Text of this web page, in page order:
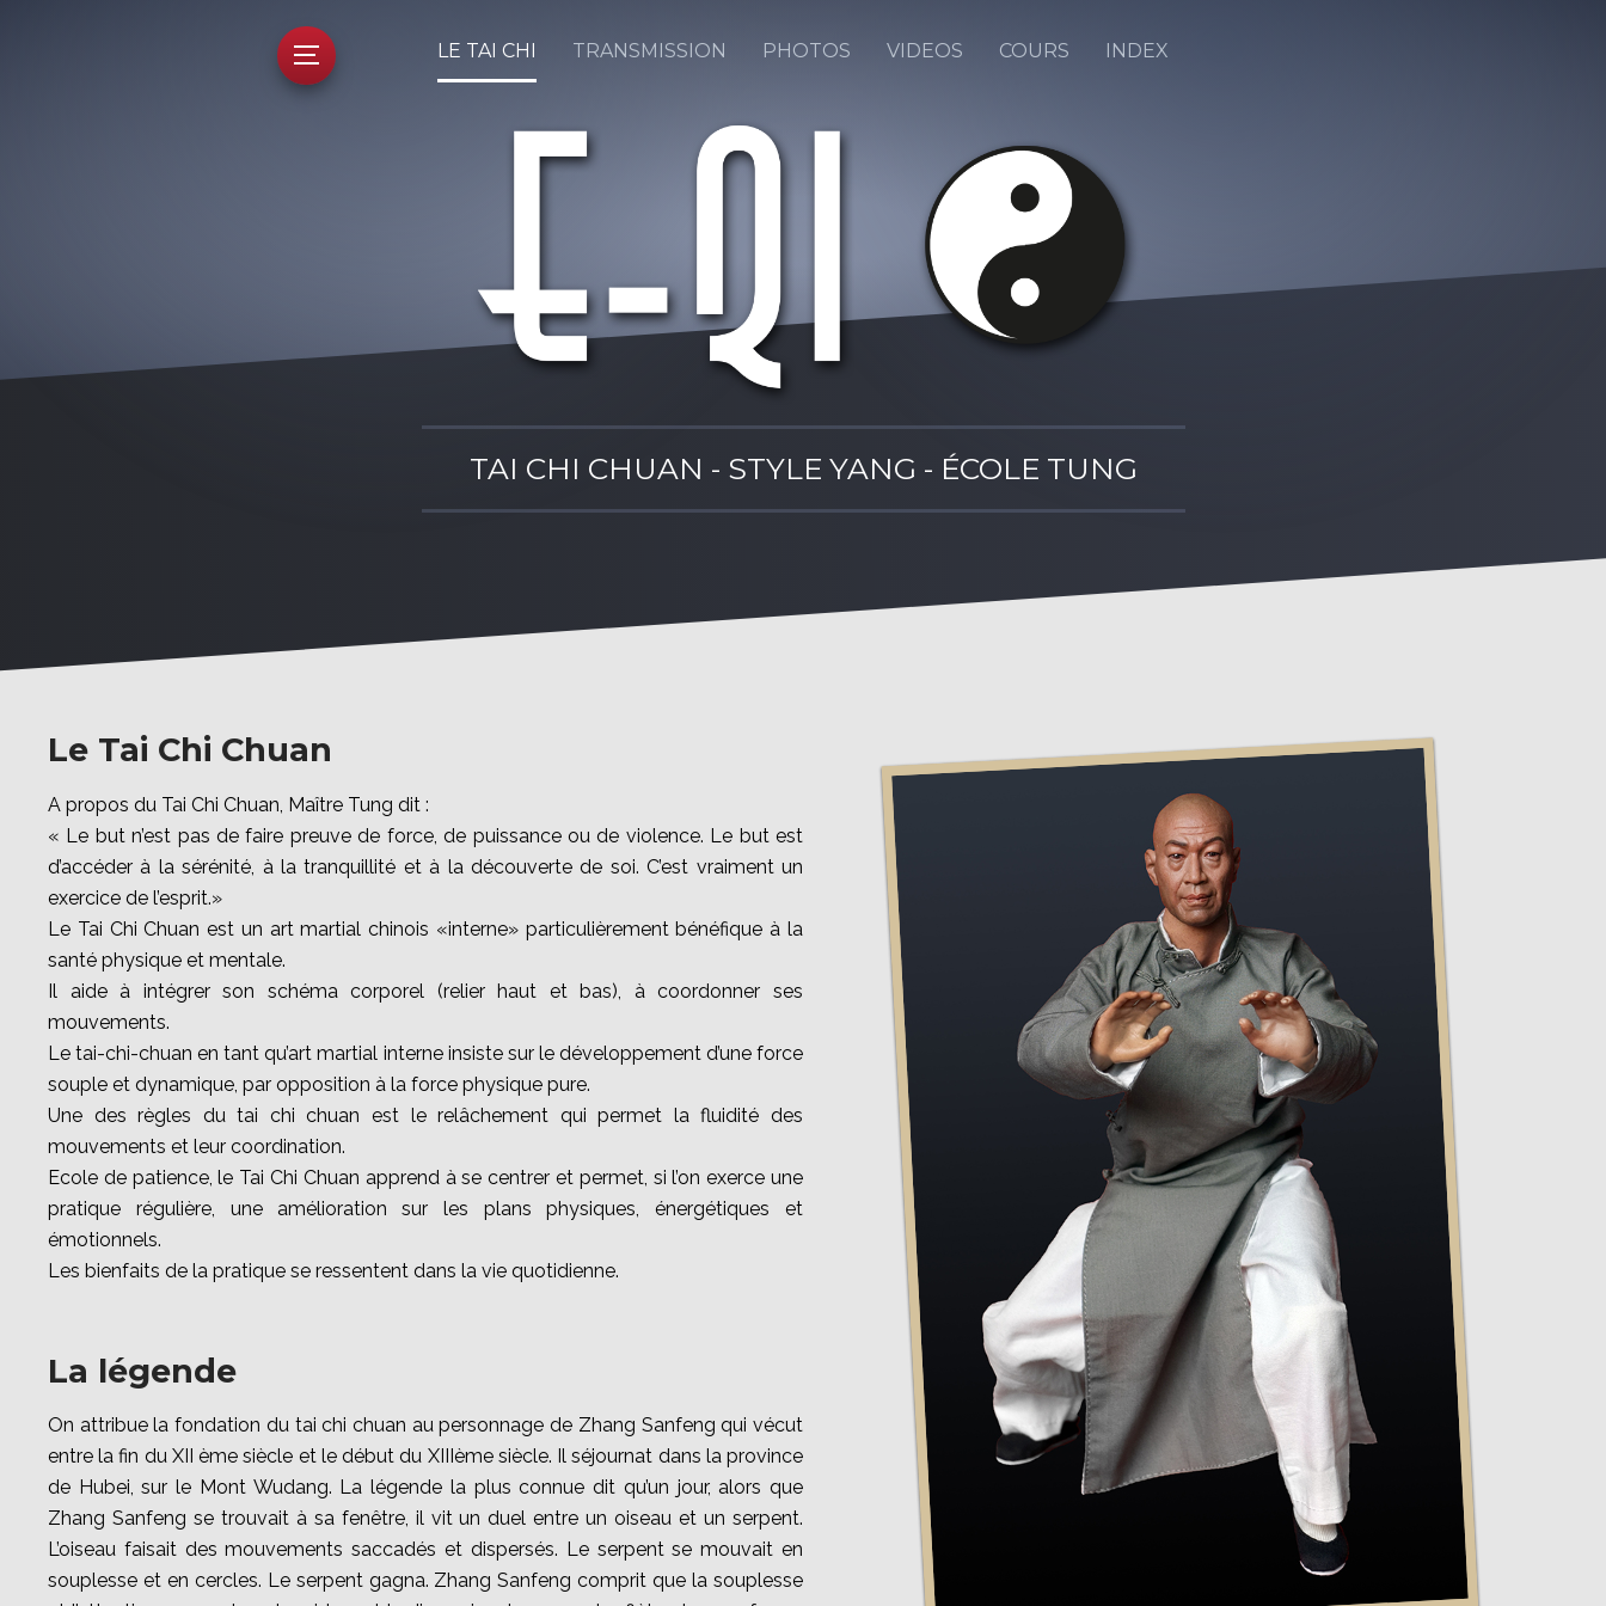
LE TAI CHI TRANSMISSION PHOTOS VIDEOS COURS INDEX
TAI CHI CHUAN - STYLE YANG - ÉCOLE TUNG
Le Tai Chi Chuan
A propos du Tai Chi Chuan, Maître Tung dit :
« Le but n’est pas de faire preuve de force, de puissance ou de violence. Le but est
d’accéder à la sérénité, à la tranquillité et à la découverte de soi. C’est vraiment un
exercice de l’esprit.»
Le Tai Chi Chuan est un art martial chinois «interne» particulièrement bénéfique à la
santé physique et mentale.
Il aide à intégrer son schéma corporel (relier haut et bas), à coordonner ses
mouvements.
Le tai-chi-chuan en tant qu’art martial interne insiste sur le développement d’une force
souple et dynamique, par opposition à la force physique pure.
Une des règles du tai chi chuan est le relâchement qui permet la fluidité des
mouvements et leur coordination.
Ecole de patience, le Tai Chi Chuan apprend à se centrer et permet, si l’on exerce une
pratique régulière, une amélioration
sur les plans physiques, énergétiques et
émotionnels.
Les bienfaits de la pratique se ressentent dans la vie quotidienne.
La légende
On attribue la fondation du tai chi chuan au personnage de Zhang Sanfeng qui vécut
entre la fin du XII ème siècle et le début du XIIIème siècle. Il séjournat dans la province
de Hubei, sur le Mont Wudang. La légende la plus connue dit qu’un jour, alors que
Zhang Sanfeng se trouvait à sa fenêtre, il vit un duel entre un oiseau et un serpent.
L’oiseau faisait des mouvements saccadés et dispersés. Le serpent se mouvait en
souplesse et en cercles. Le serpent gagna. Zhang Sanfeng comprit que la souplesse